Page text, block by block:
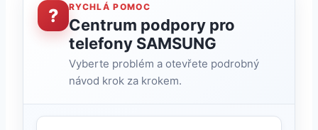
? RYCHLÁ POMOC
Centrum podpory pro
telefony SAMSUNG
Vyberte problém a otevřete podrobný
návod krok za krokem.